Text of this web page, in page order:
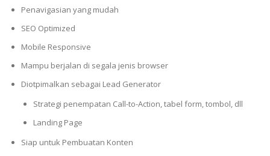
Penavigasian yang mudah
SEO Optimized
Mobile Responsive
Mampu berjalan di segala jenis browser
Diotpimalkan sebagai Lead Generator
Strategi penempatan Call-to-Action, tabel form, tombol, dll
Landing Page
Siap untuk Pembuatan Konten